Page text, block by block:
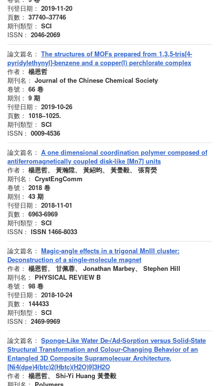
刊登日期： 2019-11-20
頁數： 37740–37746
期刊類型： SCI
ISSN： 2046-2069
論文篇名： The structures of MOFs prepared from 1,3,5-tris[4-
pyridylethynyl]-benzene and a copper(I) perchlorate complex
作者： 楊恩哲
期刊名： Journal of the Chinese Chemical Society
卷號： 66 卷
期別： 9 期
刊登日期： 2019-10-26
頁數： 1018–1025.
期刊類型： SCI
ISSN： 0009-4536
論文篇名： A one dimensional coordination polymer composed of
antiferromagnetically coupled disk-like [Mn7] units
作者： 楊恩哲、 黃瀚陞、 黃紹昀、 黃舋毅、 張育熒
期刊名： CrystEngComm
卷號： 2018 卷
期別： 43 期
刊登日期： 2018-11-01
頁數： 6963-6969
期刊類型： SCI
ISSN： ISSN 1466-8033
論文篇名： Magic-angle effects in a trigonal MnIII cluster:
Deconstruction of a single-molecule magnet
作者： 楊恩哲、 甘佩蓉、 Jonathan Marbey、 Stephen Hill
期刊名： PHYSICAL REVIEW B
卷號： 98 卷
刊登日期： 2018-10-24
頁數： 144433
期刊類型： SCI
ISSN： 2469-9969
論文篇名： Sponge-Like Water De-/Ad-Sorption versus Solid-State
Structural Transformation and Colour-Changing Behavior of an
Entangled 3D Composite Supramolecuar Architecture,
[Ni4(dpe)4(btc)2(Hbtc)(H2O)9]3H2O
作者： 楊恩哲、 Shi-Yi Huang 黃舋毅